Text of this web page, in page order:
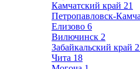
Камчатский край 21
Петропавловск-
Елизово 6
Вилючинск 2
Забайкальский край
Чита 18